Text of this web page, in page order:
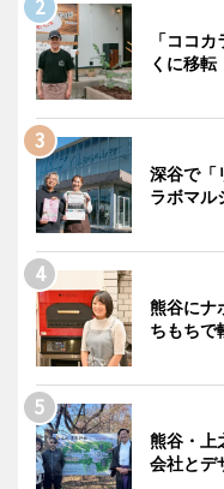
「ココ
くに移
深谷で「
ラボマル
熊谷に
ちもちで
熊谷・上
会社とデ